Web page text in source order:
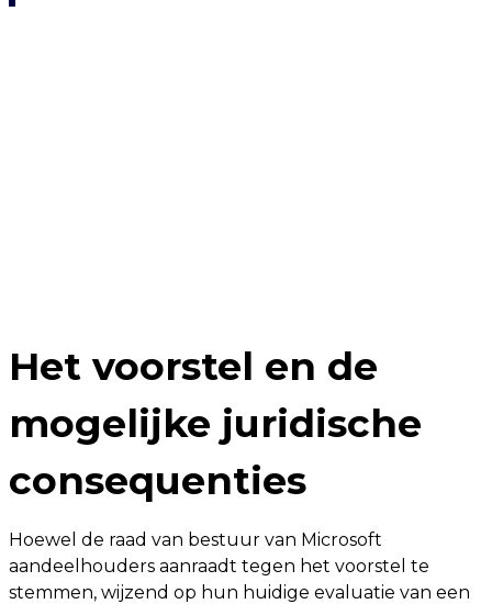
Het voorstel en de
mogelijke juridische
consequenties
Hoewel de raad van bestuur van Microsoft
aandeelhouders aanraadt tegen het voorstel te
stemmen, wijzend op hun huidige evaluatie van een